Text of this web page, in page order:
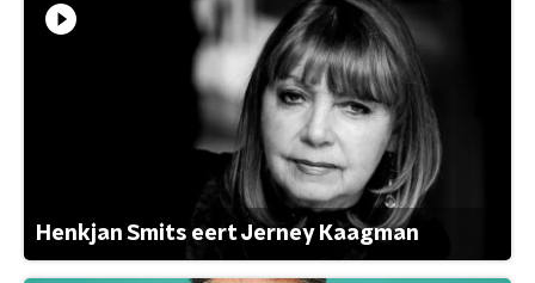
Henkjan Smits eert Jerney Kaagman